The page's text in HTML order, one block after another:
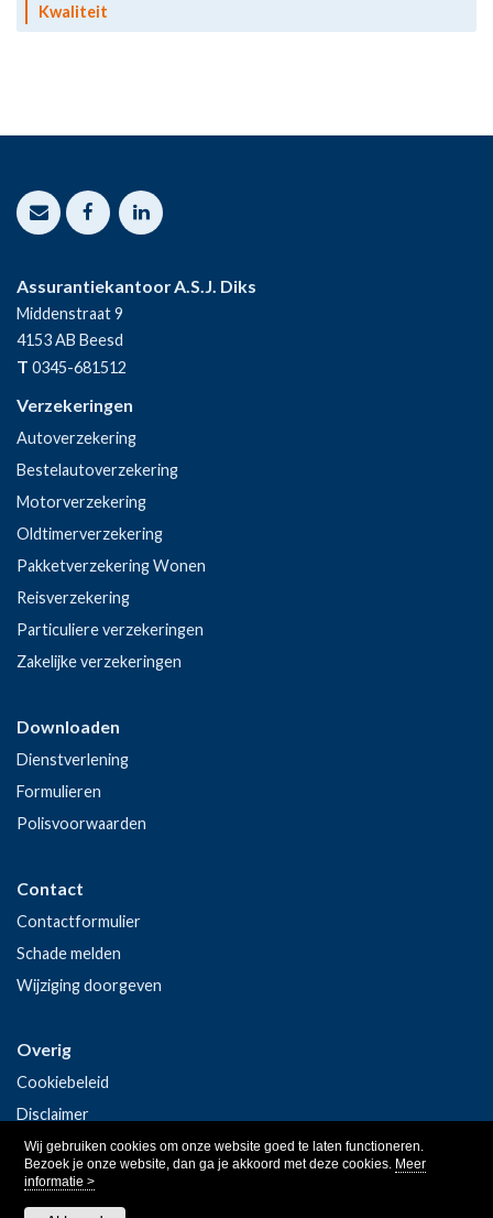
Wij gebruiken cookies om onze website goed te laten functioneren.
Bezoek je onze website, dan ga je akkoord met deze cookies. Meer
informatie >
Kwaliteit
Assurantiekantoor A.S.J. Diks
Middenstraat 9
4153 AB Beesd
T 0345-681512
Verzekeringen
Autoverzekering
Bestelautoverzekering
Motorverzekering
Oldtimerverzekering
Pakketverzekering Wonen
Reisverzekering
Particuliere verzekeringen
Zakelijke verzekeringen
Downloaden
Dienstverlening
Formulieren
Polisvoorwaarden
Contact
Contactformulier
Schade melden
Wijziging doorgeven
Overig
Cookiebeleid
Disclaimer
Privacy